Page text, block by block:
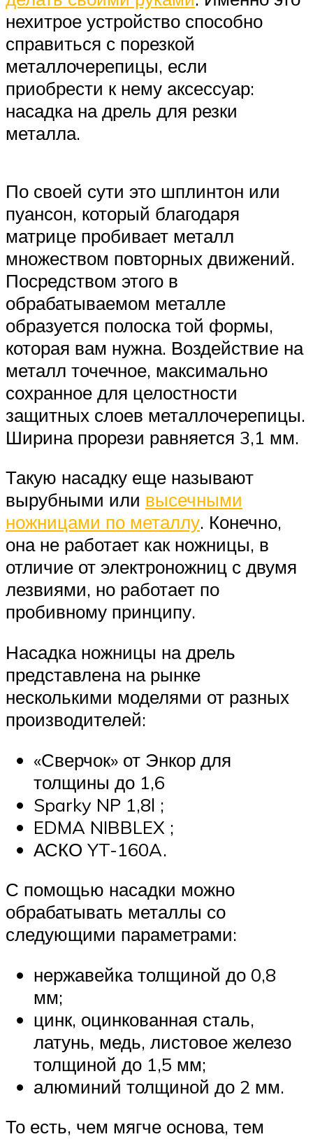
нехитрое устройство способно
справиться с порезкой
металлочерепицы, если
приобрести к нему аксессуар:
насадка на дрель для резки
металла.
По своей сути это шплинтон или
пуансон, который благодаря
матрице пробивает металл
множеством повторных движений.
Посредством этого в
обрабатываемом металле
образуется полоска той формы,
которая вам нужна. Воздействие на
металл точечное, максимально
сохранное для целостности
защитных слоев металлочерепицы.
Ширина прорези равняется 3,1 мм.
Такую насадку еще называют
вырубными или высечными
ножницами по металлу. Конечно,
она не работает как ножницы, в
отличие от электроножниц с двумя
лезвиями, но работает по
пробивному принципу.
Насадка ножницы на дрель
представлена на рынке
несколькими моделями от разных
производителей:
«Сверчок» от Энкор для
толщины до 1,6
Sparky NP 1,8l ;
EDMA NIBBLEX ;
АСКО YT-160A.
С помощью насадки можно
обрабатывать металлы со
следующими параметрами:
нержавейка толщиной до 0,8
мм;
цинк, оцинкованная сталь,
латунь, медь, листовое железо
толщиной до 1,5 мм;
алюминий толщиной до 2 мм.
То есть, чем мягче основа, тем